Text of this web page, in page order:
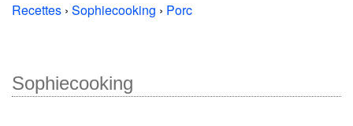
Recettes › Sophiecooking › Porc
Sophiecooking